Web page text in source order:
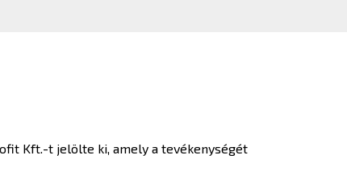
Kft.-t jelölte ki, amely a tevékenységét